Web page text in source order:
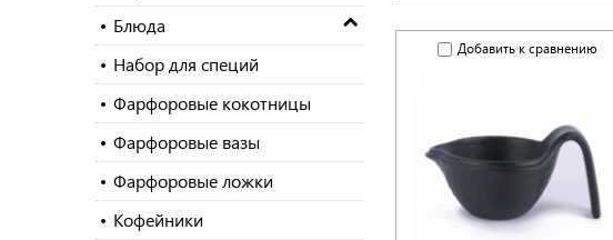
Блюда
Набор для специй
Фарфоровые кокотницы
Фарфоровые вазы
Фарфоровые ложки
Кофейники
Добавить к сравнению